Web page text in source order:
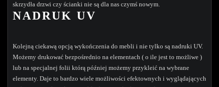
skrzydła drzwi czy ścianki nie są dla nas czymś nowym.
NADRUK UV
Kolejną ciekawą opcją wykończenia do mebli i nie tylko są nadruki UV.
Możemy drukować bezpośrednio na elementach ( o ile jest to możliwe )
lub na specjalnej folii którą później możemy przykleić na wybrane
elementy. Daje to bardzo wiele możliwości efektownych i wyglądających